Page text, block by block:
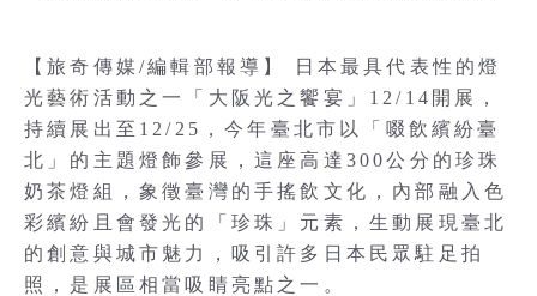
【旅奇傳媒/編輯部報導】 日本最具代表性的燈
光藝術活動之一「大阪光之饗宴」12/14開展，
持續展出至12/25，今年臺北市以「啜飲繽紛臺
北」的主題燈飾參展，這座高達300公分的珍珠
奶茶燈組，象徵臺灣的手搖飲文化，內部融入色
彩繽紛且會發光的「珍珠」元素，生動展現臺北
的創意與城市魅力，吸引許多日本民眾駐足拍
照，是展區相當吸睛亮點之一。